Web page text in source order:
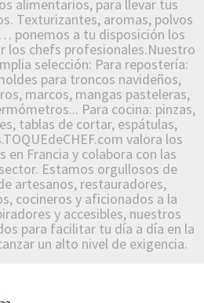
alimentarios, para llevar tus
Texturizantes, aromas, polvos
ponemos a tu disposición los
los chefs profesionales.Nuestro
selección: Para repostería:
para troncos navideños,
marcos, mangas pasteleras,
Para cocina: pinzas,
tablas de cortar, espátulas,
valora los
Francia y colabora con las
Estamos orgullosos de
artesanos, restauradores,
cocineros y aficionados a la
y accesibles, nuestros
para facilitar tu día a día en la
un alto nivel de exigencia.